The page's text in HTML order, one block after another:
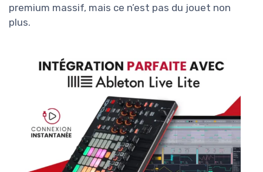
premium massif, mais ce n’est pas du jouet non
plus.